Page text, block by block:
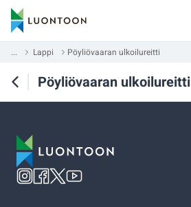
... Lappi Pöyliövaaran ulkoilureitti
Pöyliövaaran ulkoilureitti